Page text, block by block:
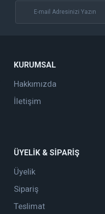
KURUMSAL
Hakkımızda
İletişim
ÜYELİK & SİPARİŞ
Üyelik
Sipariş
Teslimat